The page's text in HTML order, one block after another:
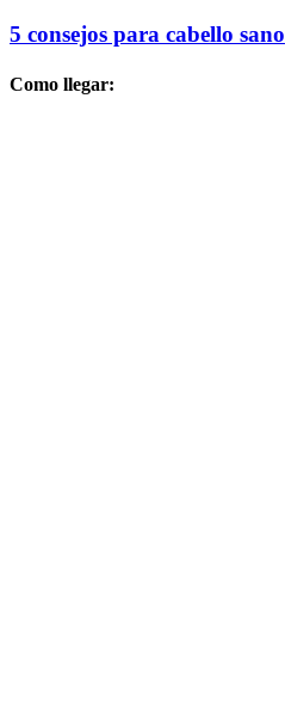
5 consejos para cabello sano
Como llegar: